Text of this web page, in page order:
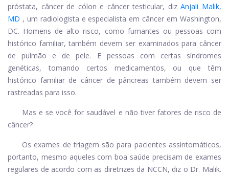
próstata, câncer de cólon e câncer testicular, diz Anjali Malik,
MD , um radiologista e especialista em câncer em Washington,
DC. Homens de alto risco, como fumantes ou pessoas com
histórico familiar, também devem ser examinados para câncer
de pulmão e de pele. E pessoas com certas síndromes
genéticas, tomando certos medicamentos, ou que têm
histórico familiar de câncer de pâncreas também devem ser
rastreadas para isso.
Mas e se você for saudável e não tiver fatores de risco de
câncer?
Os exames de triagem são para pacientes assintomáticos,
portanto, mesmo aqueles com boa saúde precisam de exames
regulares de acordo com as diretrizes da NCCN, diz o Dr. Malik.